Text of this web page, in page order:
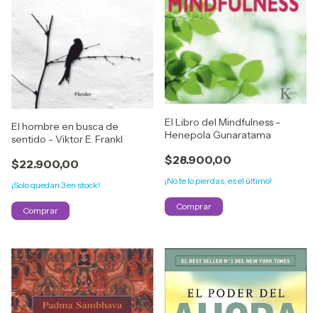
El hombre en busca de
sentido - Viktor E. Frankl
$22.900,00
¡Solo quedan 3en stock!
El Libro del Mindfulness -
Henepola Gunaratama
$28.900,00
¡No te lo pierdas, es el último!